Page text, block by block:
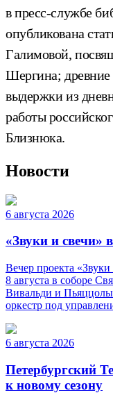
в пресс-службе
опубликована
Галимовой,
Шергина;
выдержки из
работы
Близнюка.
Новости
6 августа 2026
«Звуки и свечи»
Вечер проекта
8 августа в соборе
Вивальди и
оркестр под
6 августа 2026
Петербургский
к новому сезону